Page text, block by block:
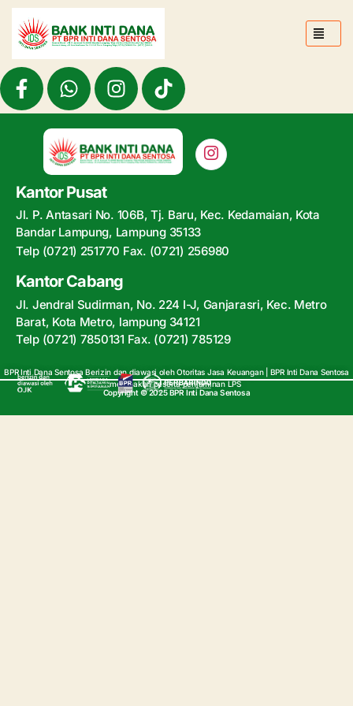
Kantor Pusat
Jl. P. Antasari No. 106B, Tj. Baru, Kec. Kedamaian, Kota
Bandar Lampung, Lampung 35133
Telp (0721) 251770 Fax. (0721) 256980
Kantor Cabang
Jl. Jendral Sudirman, No. 224 I-J, Ganjarasri, Kec. Metro
Barat, Kota Metro, lampung 34121
Telp (0721) 7850131 Fax. (0721) 785129
BPR Inti Dana Sentosa Berizin dan diawasi oleh Otoritas Jasa Keuangan | BPR Inti Dana Sentosa
merupakan peserta penjaminan LPS
Copyright © 2025 BPR Inti Dana Sentosa